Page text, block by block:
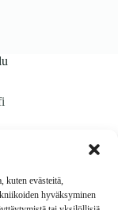
kuten evästeitä,
hyväksyminen